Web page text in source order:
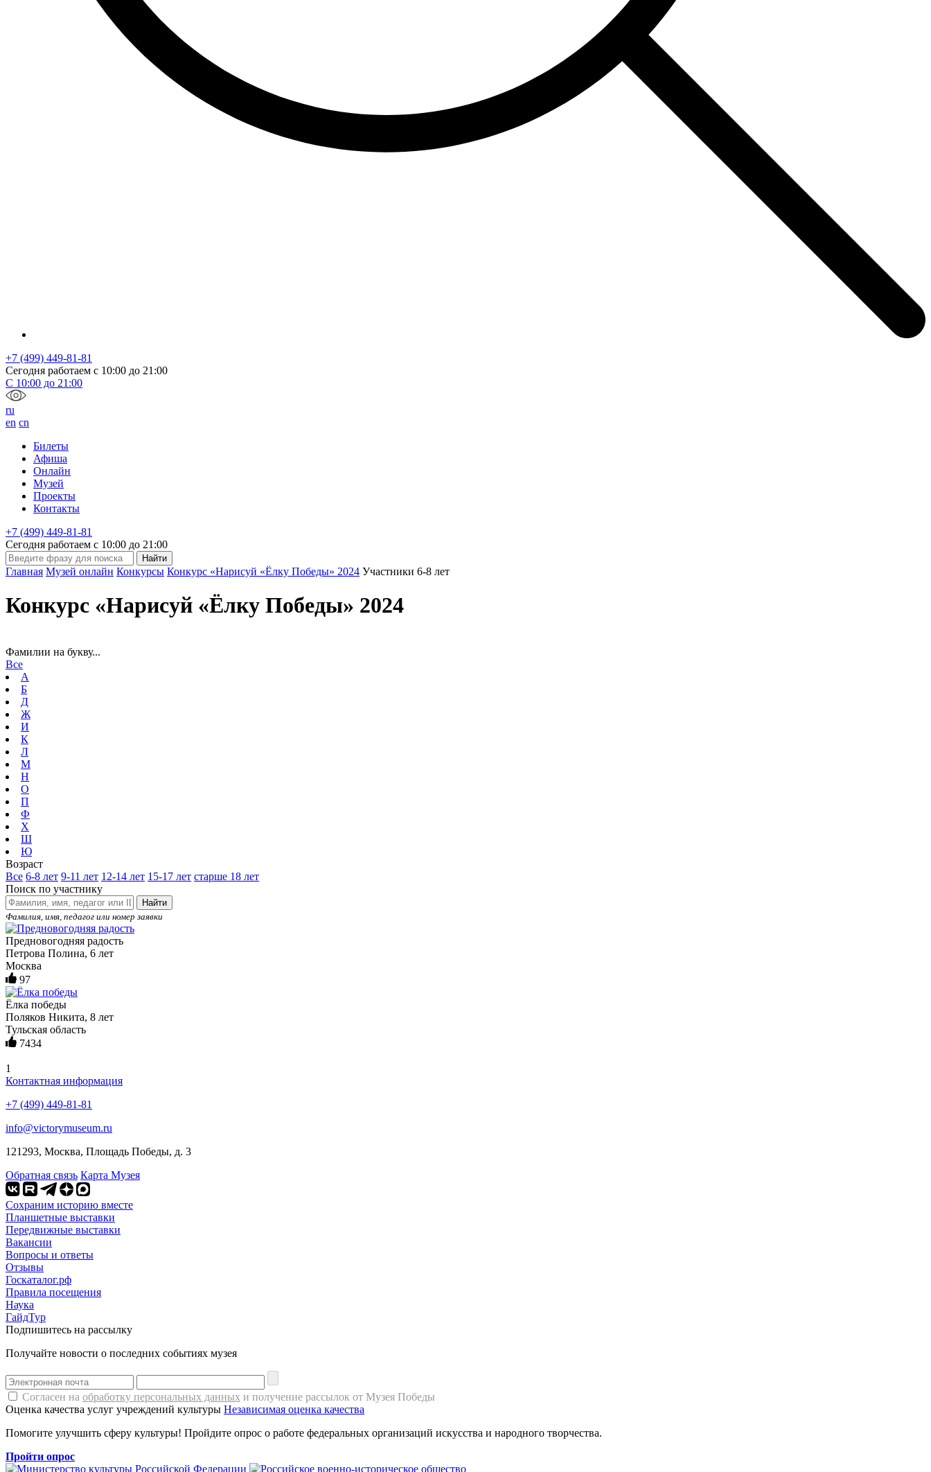
+7 (499) 449-81-81
Сегодня работаем с 10:00 до 21:00
С 10:00 до 21:00
ru
en cn
Билеты
Афиша
Онлайн
Музей
Проекты
Контакты
+7 (499) 449-81-81
Сегодня работаем с 10:00 до 21:00
Главная Музей онлайн Конкурсы Конкурс «Нарисуй «Ёлку Победы» 2024 Участники 6-8 лет
Конкурс «Нарисуй «Ёлку Победы» 2024
Фамилии на букву...
Все
А
Б
Д
Ж
И
К
Л
М
Н
О
П
Ф
Х
Ш
Ю
Возраст
Все 6-8 лет 9-11 лет 12-14 лет 15-17 лет старше 18 лет
Поиск по участнику
Найти
Фамилия, имя, педагог или номер заявки
Предновогодняя радость
Петрова Полина, 6 лет
Москва
97
Ёлка победы
Поляков Никита, 8 лет
Тульская область
7434
1
Контактная информация
+7 (499) 449-81-81
info@victorymuseum.ru
121293, Москва, Площадь Победы, д. 3
Обратная связь Карта Музея
Сохраним историю вместе
Планшетные выставки
Передвижные выставки
Вакансии
Вопросы и ответы
Отзывы
Госкаталог.рф
Правила посещения
Наука
ГайдТур
Подпишитесь на рассылку
Получайте новости о последних событиях музея
Согласен на обработку персональных данных и получение рассылок от Музея Победы
Оценка качества услуг учреждений культуры Независимая оценка качества
Помогите улучшить сферу культуры! Пройдите опрос о работе федеральных организаций искусства и народного творчества.
Пройти опрос